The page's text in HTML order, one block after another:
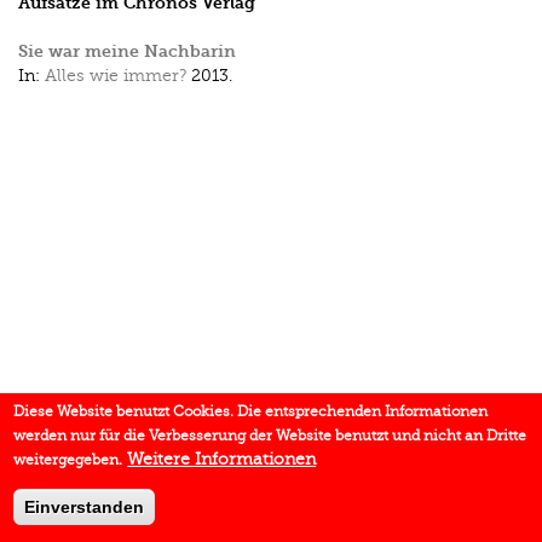
Sie war meine Nachbarin
In: Alles wie immer? 2013.
Diese Website benutzt Cookies. Die entsprechenden Informationen
werden nur für die Verbesserung der Website benutzt und nicht an Dritte
weitergegeben. Weitere Informationen
Einverstanden